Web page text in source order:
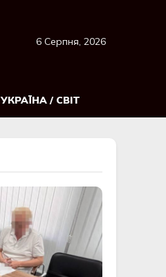
6 Серпня, 2026
УКРАЇНА / СВІТ